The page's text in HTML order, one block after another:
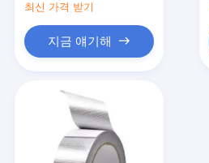
알루미늄 호일 유리 섬유
직물 접착 테이프
두 배의 측면 접착 테이프
최신 가격 받기
지금 얘기해